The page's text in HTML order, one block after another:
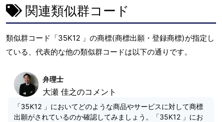
関連類似群コード
類似群コード「35K12 」の商標(商標出願・登録商標)が指定し
ている、代表的な他の類似群コードは以下の通りです。
弁理士
大瀬 佳之のコメント
「35K12 」においてどのような商品やサービスに対して商標
出願がされているのか確認してみましょう。「35K12 」にお